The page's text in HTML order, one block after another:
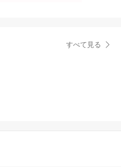
すべて見る